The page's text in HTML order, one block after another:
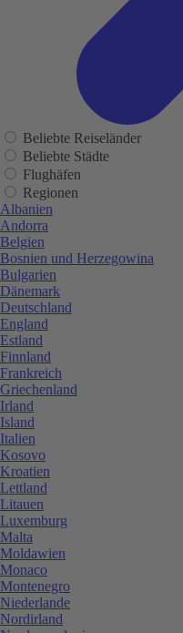
Beliebte Reiseländer
Beliebte Städte
Flughäfen
Regionen
Albanien
Andorra
Belgien
Bosnien und Herzegowina
Bulgarien
Dänemark
Deutschland
England
Estland
Finnland
Frankreich
Griechenland
Irland
Island
Italien
Kosovo
Kroatien
Lettland
Litauen
Luxemburg
Malta
Moldawien
Monaco
Montenegro
Niederlande
Nordirland